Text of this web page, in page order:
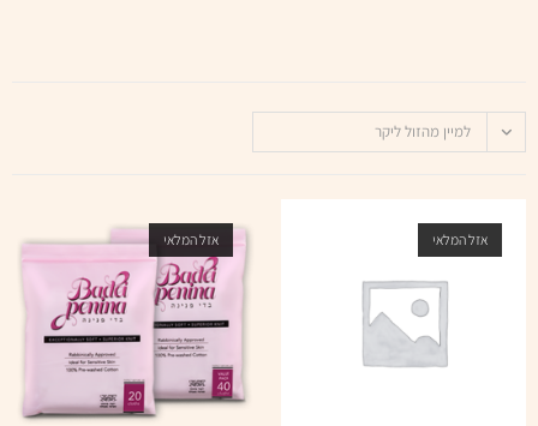
למיין מהזול ליקר
אזל המלאי אזל המלאי